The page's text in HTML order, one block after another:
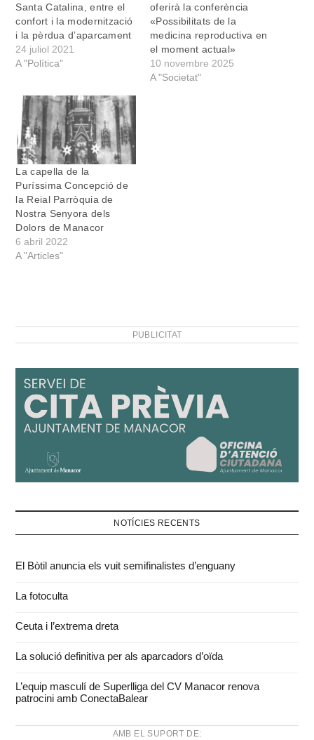
Santa Catalina, entre el
confort i la modernització
i la pèrdua d’aparcament
24 juliol 2021
A "Política"
oferirà la conferència
«Possibilitats de la
medicina reproductiva en
el moment actual»
10 novembre 2025
A "Societat"
La capella de la
Puríssima Concepció de
la Reial Parròquia de
Nostra Senyora dels
Dolors de Manacor
6 abril 2022
A "Articles"
PUBLICITAT
NOTÍCIES RECENTS
El Bòtil anuncia els vuit semifinalistes d’enguany
La fotoculta
Ceuta i l’extrema dreta
La solució definitiva per als aparcadors d’oïda
L’equip masculí de Superlliga del CV Manacor renova
patrocini amb ConectaBalear
AMB EL SUPORT DE: